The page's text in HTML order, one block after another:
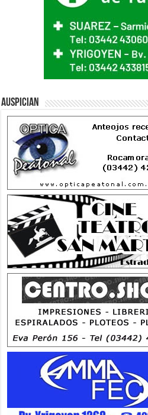
Auspician